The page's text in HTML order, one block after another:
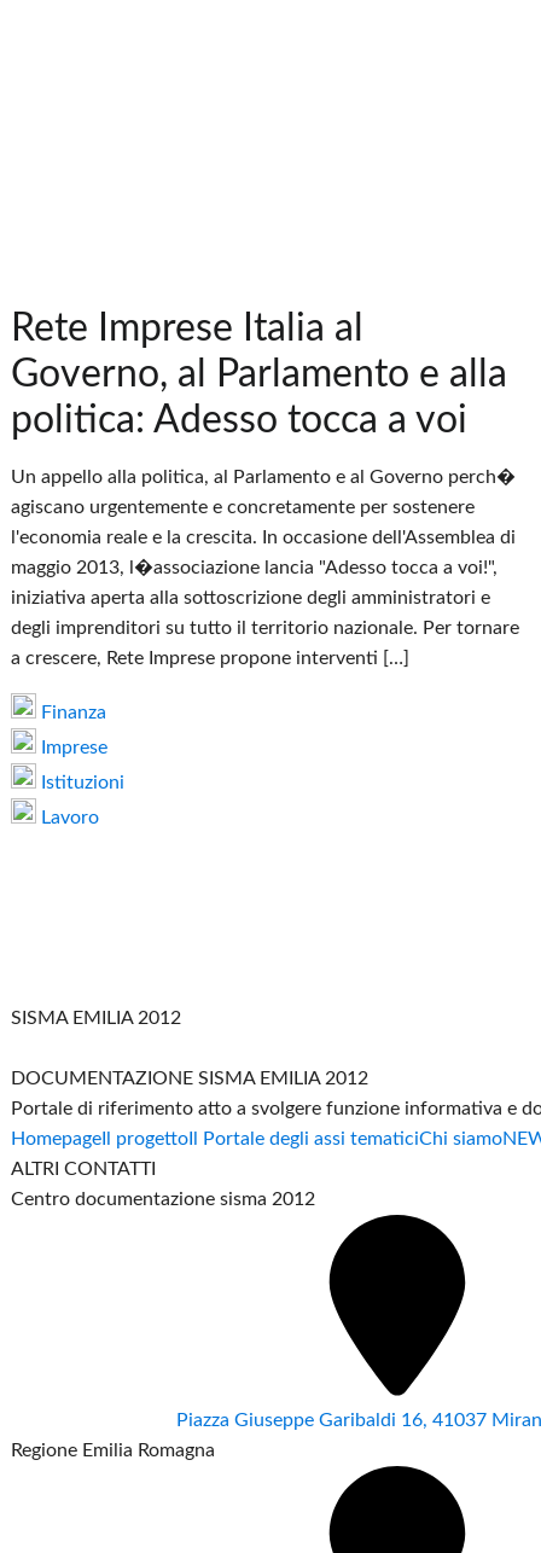
Rete Imprese Italia al
Governo, al Parlamento e alla
politica: Adesso tocca a voi
Un appello alla politica, al Parlamento e al Governo perch�
agiscano urgentemente e concretamente per sostenere
l'economia reale e la crescita. In occasione dell'Assemblea di
maggio 2013, l�associazione lancia "Adesso tocca a voi!",
iniziativa aperta alla sottoscrizione degli amministratori e
degli imprenditori su tutto il territorio nazionale. Per tornare
a crescere, Rete Imprese propone interventi […]
Finanza
Imprese
Istituzioni
Lavoro
SISMA EMILIA 2012
DOCUMENTAZIONE SISMA EMILIA 2012
Portale di riferimento atto a svolgere funzione informativa e
Homepage Il progetto Il Portale degli assi tematiciChi siamo
ALTRI CONTATTI
Centro documentazione sisma 2012
Piazza Giuseppe Garibaldi 16, 41037
Regione Emilia Romagna